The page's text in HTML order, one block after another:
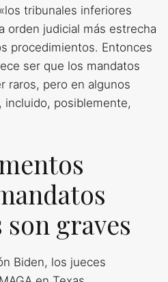
tribunales inferiores
orden judicial más estrecha
procedimientos. Entonces
ser que los mandatos
raros, pero en algunos
incluido, posiblemente,
graves
Biden, los jueces